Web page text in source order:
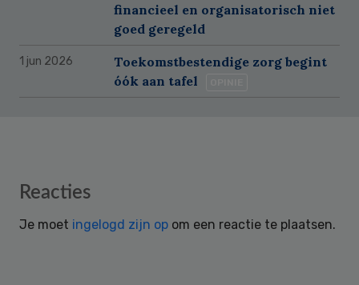
financieel en organisatorisch niet
goed geregeld
1 jun 2026
Toekomstbestendige zorg begint
óók aan tafel
Reader
Reacties
Je moet ingelogd zijn op om een reactie te plaatsen.